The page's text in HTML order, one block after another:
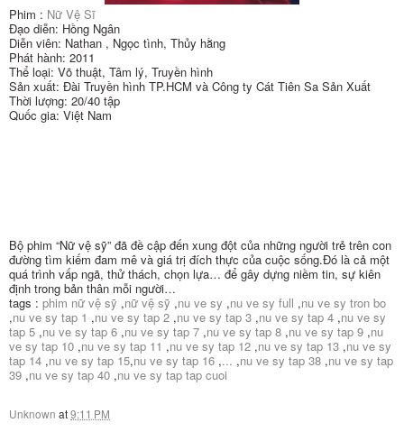
Phim : Nữ Vệ Sĩ
Đạo diễn: Hồng Ngân
Diễn viên: Nathan , Ngọc tình, Thủy hằng
Phát hành: 2011
Thể loại: Võ thuật, Tâm lý, Truyền hình
Sản xuất: Đài Truyền hình TP.HCM và Công ty Cát Tiên Sa Sản Xuất
Thời lượng: 20/40 tập
Quốc gia: Việt Nam
Bộ phim “Nữ vệ sỹ” đã đề cập đến xung đột của những người trẻ trên con
đường tìm kiếm đam mê và giá trị đích thực của cuộc sống.Đó là cả một
quá trình vấp ngã, thử thách, chọn lựa… để gây dựng niềm tin, sự kiên
định trong bản thân mỗi người…
tags : phim nữ vệ sỹ ,nữ vệ sỹ ,nu ve sy ,nu ve sy full ,nu ve sy tron bo
,nu ve sy tap 1 ,nu ve sy tap 2 ,nu ve sy tap 3 ,nu ve sy tap 4 ,nu ve sy
tap 5 ,nu ve sy tap 6 ,nu ve sy tap 7 ,nu ve sy tap 8 ,nu ve sy tap 9 ,nu
ve sy tap 10 ,nu ve sy tap 11 ,nu ve sy tap 12 ,nu ve sy tap 13 ,nu ve sy
tap 14 ,nu ve sy tap 15,nu ve sy tap 16 ,... ,nu ve sy tap 38 ,nu ve sy tap
39 ,nu ve sy tap 40 ,nu ve sy tap tap cuoi
Unknown at9:11 PM